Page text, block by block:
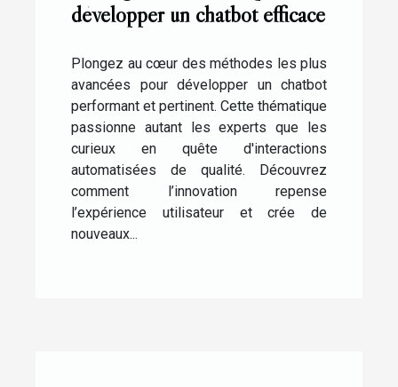
développer un chatbot efficace
Plongez au cœur des méthodes les plus
avancées pour développer un chatbot
performant et pertinent. Cette thématique
passionne autant les experts que les
curieux en quête d'interactions
automatisées de qualité. Découvrez
comment l’innovation repense
l’expérience utilisateur et crée de
nouveaux...